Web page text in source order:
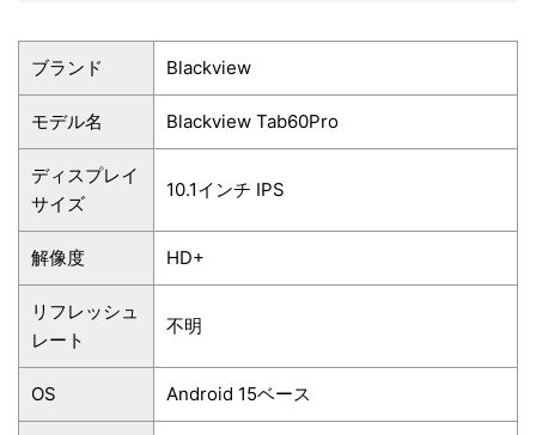
ブランド Blackview
モデル名 Blackview Tab60Pro
ディスプレイ
サイズ
10.1インチ IPS
解像度 HD+
リフレッシュ
レート
不明
OS Android 15ベース